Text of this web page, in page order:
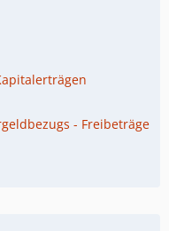
- Freibeträge